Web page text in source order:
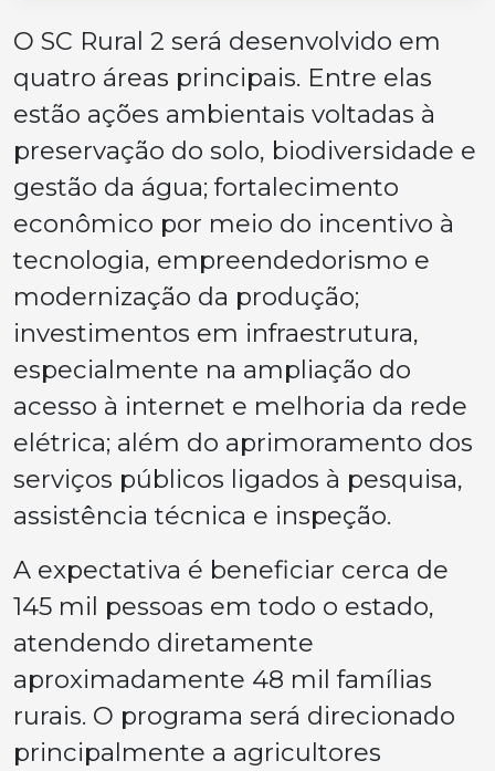
O SC Rural 2 será desenvolvido em
quatro áreas principais. Entre elas
estão ações ambientais voltadas à
preservação do solo, biodiversidade e
gestão da água; fortalecimento
econômico por meio do incentivo à
tecnologia, empreendedorismo e
modernização da produção;
investimentos em infraestrutura,
especialmente na ampliação do
acesso à internet e melhoria da rede
elétrica; além do aprimoramento dos
serviços públicos ligados à pesquisa,
assistência técnica e inspeção.
A expectativa é beneficiar cerca de
145 mil pessoas em todo o estado,
atendendo diretamente
aproximadamente 48 mil famílias
rurais. O programa será direcionado
principalmente a agricultores